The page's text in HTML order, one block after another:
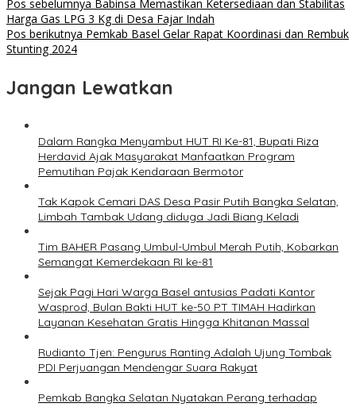
Pos sebelumnya Babinsa Memastikan Ketersediaan dan Stabilitas
Harga Gas LPG 3 Kg di Desa Fajar Indah
Pos berikutnya Pemkab Basel Gelar Rapat Koordinasi dan Rembuk
Stunting 2024
Jangan Lewatkan
Dalam Rangka Menyambut HUT RI Ke-81, Bupati Riza
Herdavid Ajak Masyarakat Manfaatkan Program
Pemutihan Pajak Kendaraan Bermotor
Tak Kapok Cemari DAS Desa Pasir Putih Bangka Selatan,
Limbah Tambak Udang diduga Jadi Biang Keladi
Tim BAHER Pasang Umbul-Umbul Merah Putih, Kobarkan
Semangat Kemerdekaan RI ke-81
Sejak Pagi Hari Warga Basel antusias Padati Kantor
Wasprod, Bulan Bakti HUT ke-50 PT TIMAH Hadirkan
Layanan Kesehatan Gratis Hingga Khitanan Massal
Rudianto Tjen: Pengurus Ranting Adalah Ujung Tombak
PDI Perjuangan Mendengar Suara Rakyat
Pemkab Bangka Selatan Nyatakan Perang terhadap